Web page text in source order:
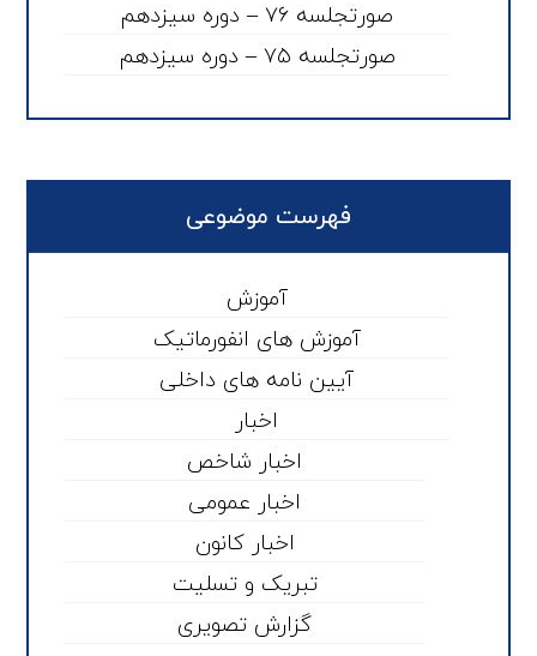
صورتجلسه ۷۶ – دوره سیزدهم
صورتجلسه ۷۵ – دوره سیزدهم
فهرست موضوعی
آموزش
آموزش های انفورماتیک
آیین نامه های داخلی
اخبار
اخبار شاخص
اخبار عمومی
اخبار کانون
تبریک و تسلیت
گزارش تصویری